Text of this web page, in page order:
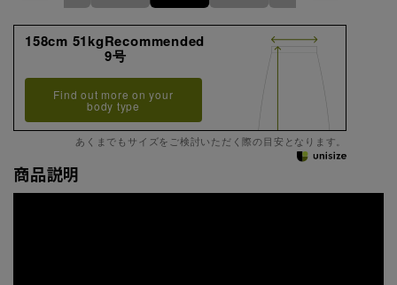
158cm 51kgRecommended
9号
Find out more on your
body type
あくまでもサイズをご検討いただく際の目安となります。
商品説明